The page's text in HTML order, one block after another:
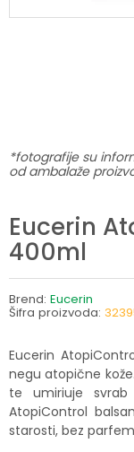
*fotografije su
od ambalaže
Eucerin
400ml
Brend: Eucerin
Šifra proizvoda:
Eucerin
negu atopične
te umiriuje
AtopiControl
starosti, bez